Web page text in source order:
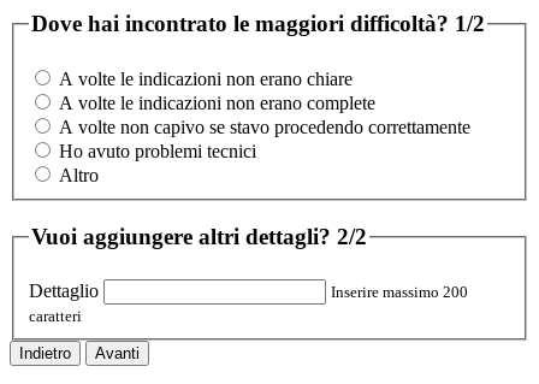
Dove hai incontrato le maggiori difficoltà? 1/2
A volte le indicazioni non erano chiare
A volte le indicazioni non erano complete
A volte non capivo se stavo procedendo correttamente
Ho avuto problemi tecnici
Altro
Vuoi aggiungere altri dettagli? 2/2
Dettaglio
Inserire massimo 200
caratteri
Indietro Avanti